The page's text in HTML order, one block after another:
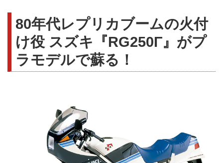
80年代レプリカブームの火付
け役 スズキ『RG250Γ』がプ
ラモデルで蘇る！